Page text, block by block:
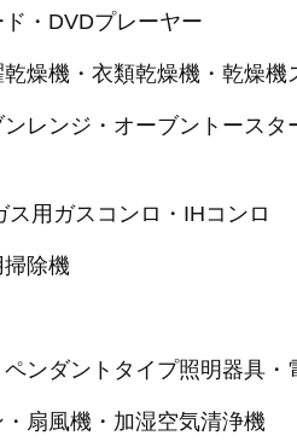
・DVDプレーヤー
燥機・衣類乾燥機・乾燥機
レンジ・オーブントース
用ガスコンロ・IHコンロ
除機
ンダントタイプ照明器具・
扇風機・加湿空気清浄機